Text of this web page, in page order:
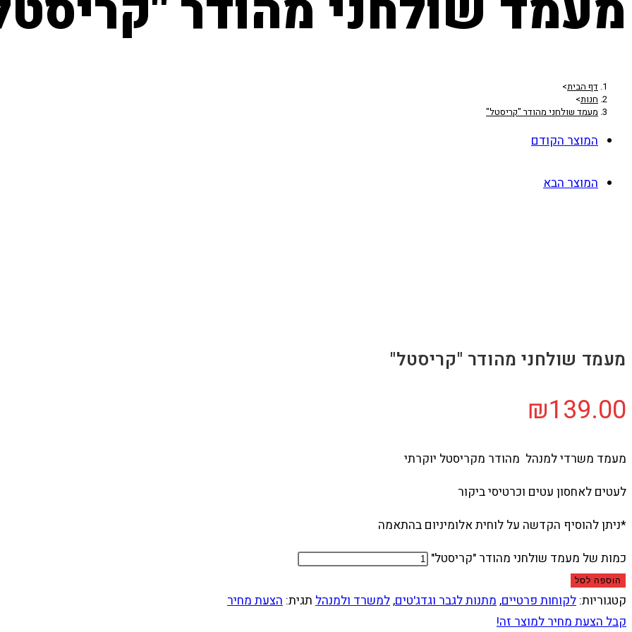
דף הבית>
חנות>
מעמד שולחני מהודר "קריסטל"
המוצר הקודם
המוצר הבא
מעמד שולחני מהודר "קריסטל"
₪139.00
מעמד משרדי למנהל מהודר מקריסטל יוקרתי
לעטים לאחסון עטים וכרטיסי ביקור
*ניתן להוסיף הקדשה על לוחית אלומיניום בהתאמה
כמות של מעמד שולחני מהודר "קריסטל"
הוספה לסל
קטגוריות: לקוחות פרטיים, מתנות לגבר וגדג'טים,למשרד ולמנהל תגית: הצעת מחיר
קבל הצעת מחיר למוצר זה!